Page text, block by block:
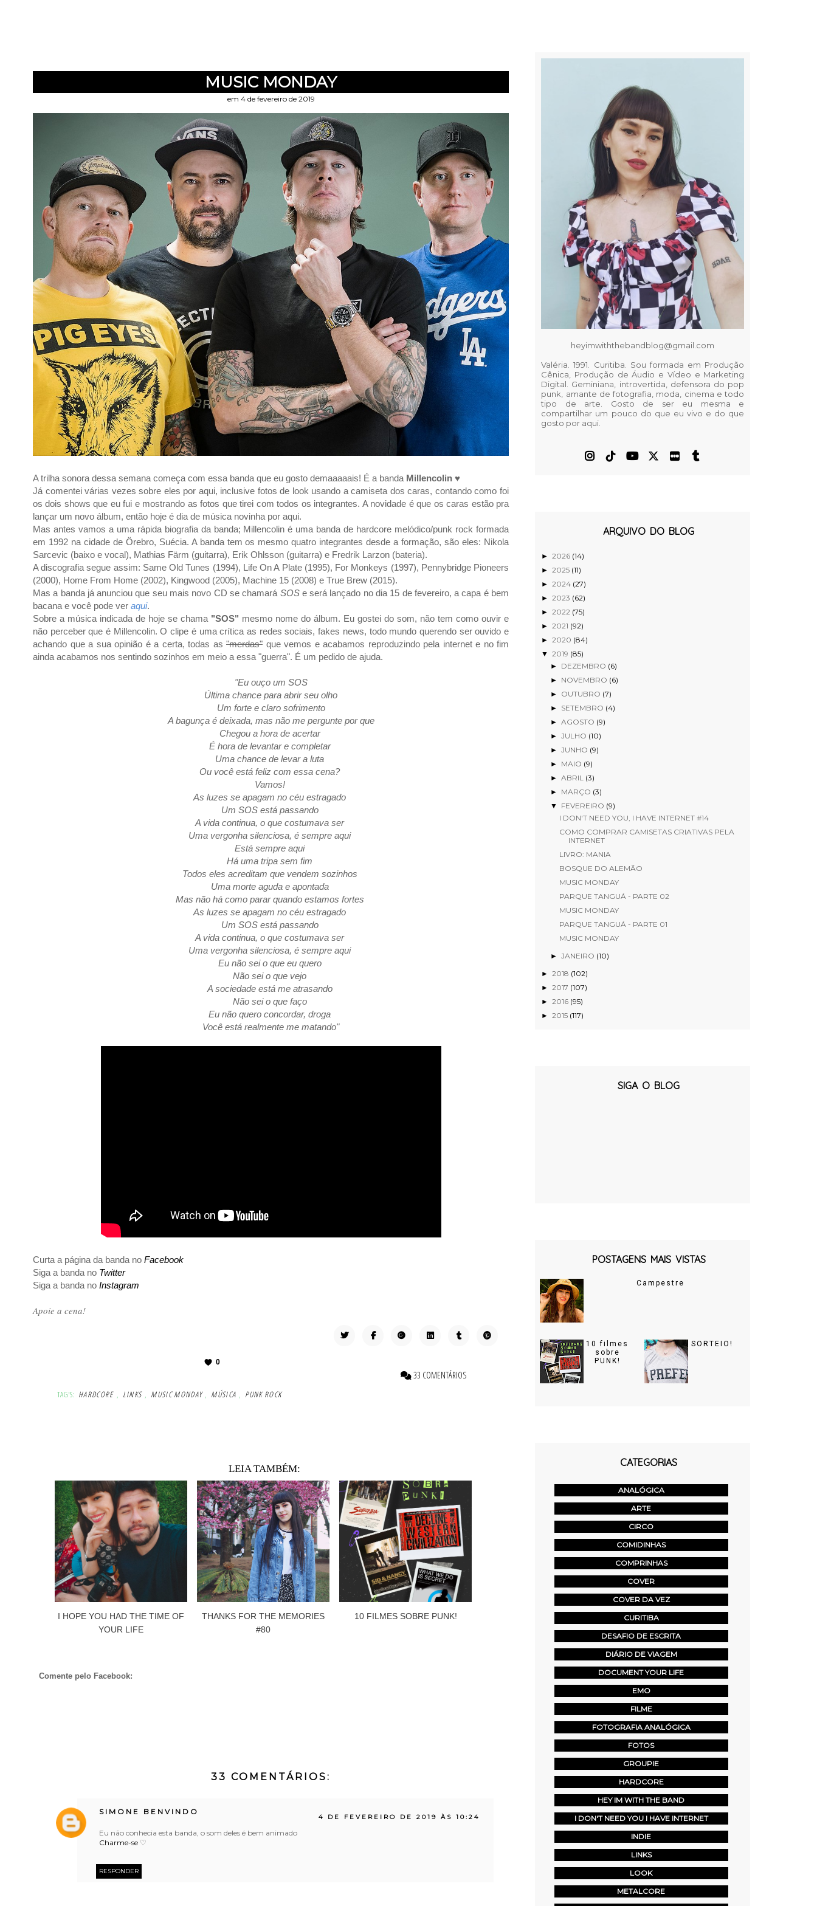
MUSIC MONDAY
em 4 de fevereiro de 2019
A trilha sonora dessa semana começa com essa banda que eu gosto demaaaaais! É a banda Millencolin ♥
Já comentei várias vezes sobre eles por aqui, inclusive fotos de look usando a camiseta dos caras, contando como foi
os dois shows que eu fui e mostrando as fotos que tirei com todos os integrantes. A novidade é que os caras estão pra
lançar um novo álbum, então hoje é dia de música novinha por aqui.
Mas antes vamos a uma rápida biografia da banda; Millencolin é uma banda de hardcore melódico/punk rock formada
em 1992 na cidade de Örebro, Suécia. A banda tem os mesmo quatro integrantes desde a formação, são eles: Nikola
Sarcevic (baixo e vocal), Mathias Färm (guitarra), Erik Ohlsson (guitarra) e Fredrik Larzon (bateria).
A discografia segue assim: Same Old Tunes (1994), Life On A Plate (1995), For Monkeys (1997), Pennybridge Pioneers
(2000), Home From Home (2002), Kingwood (2005), Machine 15 (2008) e True Brew (2015).
Mas a banda já anunciou que seu mais novo CD se chamará SOSe será lançado no dia 15 de fevereiro, a capa é bem
bacana e você pode ver aqui.
Sobre a música indicada de hoje se chama "SOS" mesmo nome do álbum. Eu gostei do som, não tem como ouvir e
não perceber que é Millencolin. O clipe é uma crítica as redes sociais, fakes news, todo mundo querendo ser ouvido e
achando que a sua opinião é a certa, todas as "merdas" que vemos e acabamos reproduzindo pela internet e no fim
ainda acabamos nos sentindo sozinhos em meio a essa "guerra". É um pedido de ajuda.
"Eu ouço um SOS
Última chance para abrir seu olho
Um forte e claro sofrimento
A bagunça é deixada, mas não me pergunte por que
Chegou a hora de acertar
É hora de levantar e completar
Uma chance de levar a luta
Ou você está feliz com essa cena?
Vamos!
As luzes se apagam no céu estragado
Um SOS está passando
A vida continua, o que costumava ser
Uma vergonha silenciosa, é sempre aqui
Está sempre aqui
Há uma tripa sem fim
Todos eles acreditam que vendem sozinhos
Uma morte aguda e apontada
Mas não há como parar quando estamos fortes
As luzes se apagam no céu estragado
Um SOS está passando
A vida continua, o que costumava ser
Uma vergonha silenciosa, é sempre aqui
Eu não sei o que eu quero
Não sei o que vejo
A sociedade está me atrasando
Não sei o que faço
Eu não quero concordar, droga
Você está realmente me matando"
Curta a página da banda no Facebook
Siga a banda no Twitter
Siga a banda no Instagram
Apoie a cena!
33 COMENTÁRIOS
0
TAG'S: HARDCORE , LINKS , MUSIC MONDAY , MÚSICA , PUNK ROCK
LEIA TAMBÉM:
I HOPE YOU HAD THE TIME OF
YOUR LIFE
THANKS FOR THE MEMORIES
#80
10 FILMES SOBRE PUNK!
Comente pelo Facebook:
33 COMENTÁRIOS:
SIMONE BENVINDO
4 DE FEVEREIRO DE 2019 ÀS 10:24
Eu não conhecia esta banda, o som deles é bem animado
Charme-se ♡
RESPONDER
heyimwiththebandblog@gmail.com
Valéria. 1991. Curitiba. Sou formada em Produção
Cênica, Produção de Áudio e Vídeo e Marketing
Digital. Geminiana, introvertida, defensora do pop
punk, amante de fotografia, moda, cinema e todo
tipo de arte. Gosto de ser eu mesma e
compartilhar um pouco do que eu vivo e do que
gosto por aqui.
ARQUIVO DO BLOG
►2026 (14)
►2025 (11)
►2024 (27)
►2023 (62)
►2022 (75)
►2021 (92)
►2020 (84)
▼2019 (85)
► DEZEMBRO (6)
► NOVEMBRO (6)
► OUTUBRO (7)
► SETEMBRO (4)
► AGOSTO (9)
► JULHO (10)
► JUNHO (9)
► MAIO (9)
► ABRIL (3)
► MARÇO (3)
▼ FEVEREIRO (9)
I DON'T NEED YOU, I HAVE INTERNET #14
COMO COMPRAR CAMISETAS CRIATIVAS PELA
INTERNET
LIVRO: MANIA
BOSQUE DO ALEMÃO
MUSIC MONDAY
PARQUE TANGUÁ - PARTE 02
MUSIC MONDAY
PARQUE TANGUÁ - PARTE 01
MUSIC MONDAY
► JANEIRO (10)
►2018 (102)
►2017 (107)
►2016 (95)
►2015 (117)
SIGA O BLOG
POSTAGENS MAIS VISTAS
Campestre
10 filmes
sobre
PUNK!
SORTEIO!
CATEGORIAS
ANALÓGICA
ARTE
CIRCO
COMIDINHAS
COMPRINHAS
COVER
COVER DA VEZ
CURITIBA
DESAFIO DE ESCRITA
DIÁRIO DE VIAGEM
DOCUMENT YOUR LIFE
EMO
FILME
FOTOGRAFIA ANALÓGICA
FOTOS
GROUPIE
HARDCORE
HEY IM WITH THE BAND
I DON'T NEED YOU I HAVE INTERNET
INDIE
LINKS
LOOK
METALCORE